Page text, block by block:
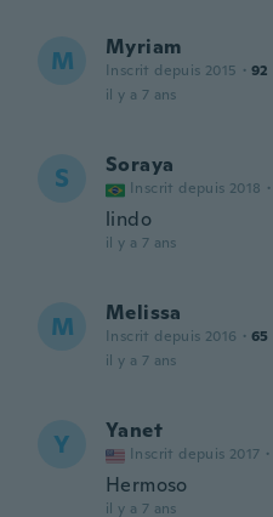
M Myriam
Inscrit depuis 2015 · 92
il y a 7 ans
S Soraya
Inscrit depuis 2018 ·
lindo
il y a 7 ans
M Melissa
Inscrit depuis 2016 · 65
il y a 7 ans
Y Yanet
Inscrit depuis 2017 ·
Hermoso
il y a 7 ans